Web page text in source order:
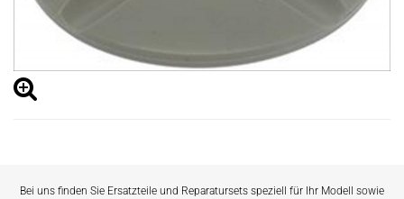
Bei uns finden Sie Ersatzteile und Reparatursets speziell für Ihr Modell sowie